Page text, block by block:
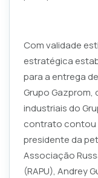
Com validade
estratégica
para a entrega
Grupo
industriais do
contrato contou
presidente da
Associação
(RAPU), Andrey